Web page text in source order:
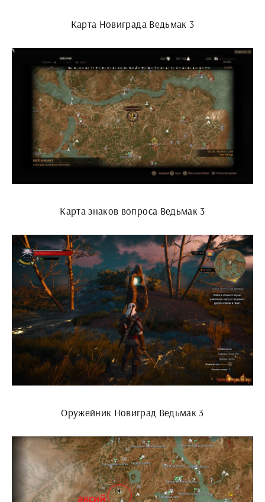
Карта Новиграда Ведьмак 3
Карта знаков вопроса Ведьмак 3
Оружейник Новиград Ведьмак 3